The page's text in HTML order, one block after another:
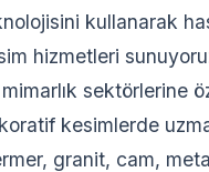
kullanarak
hizmetleri
sektörlerine
kesimlerde
granit, cam,